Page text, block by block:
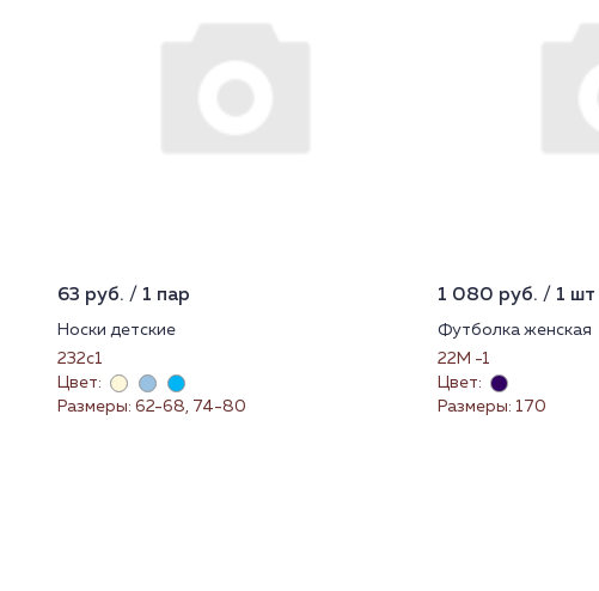
63 руб. / 1 пар
Носки детские
232с1
Цвет:
Размеры: 62-68, 74-80
1 080 руб. / 1 шт
Футболка женская
22М -1
Цвет:
Размеры: 170